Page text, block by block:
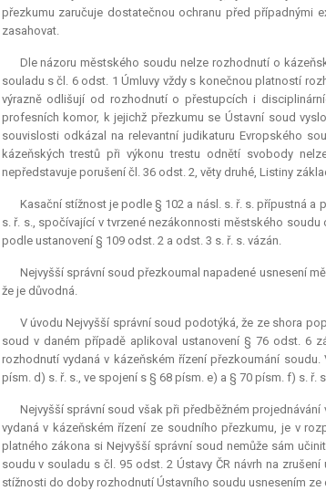
přezkumu zaručuje dostatečnou ochranu před případnými
zasahovat.
Dle názoru městského soudu nelze rozhodnutí o
souladu s čl. 6 odst. 1 Úmluvy vždy s konečnou platností
výrazně odlišují od rozhodnutí o přestupcích i
profesních komor, k jejichž přezkumu se Ústavní soud
souvislosti odkázal na relevantníjudikaturu Evropského
kázeňských trestů při výkonu trestu odnětí svobody
nepředstavuje porušení čl. 36 odst. 2, věty druhé, Listiny
Kasační stížnost je podle § 102 a násl. s. ř. s. přípustná
s. ř. s., spočívající v tvrzené nezákonnosti městského
podle ustanovení § 109 odst. 2 a odst. 3 s. ř. s. vázán.
Nejvyšší správní soud přezkoumal napadené usnesení
že je důvodná.
V úvodu Nejvyšší správní soud podotýká, že ze shora
soud v daném případě aplikoval ustanovení § 76 odst. 6
rozhodnutí vydaná v kázeňském řízení přezkoumání
písm. d) s. ř. s., ve spojení s § 68 písm. e) a § 70 písm. f) s. ř.
Nejvyšší správní soud však při předběžném
vydaná v kázeňském řízení ze soudního přezkumu, je v
platného zákona si Nejvyšší správní soud nemůže sám
soudu v souladu s čl. 95 odst. 2 Ústavy ČR návrh na
stížnosti do doby rozhodnutí Ústavního soudu usnesením ze